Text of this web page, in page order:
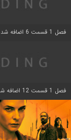
فصل 1 قسمت 6 اضافه شد
فصل 1 قسمت 12 اضافه شد